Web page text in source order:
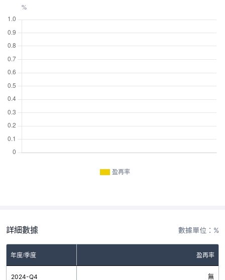
盈再率
詳細數據 數據單位：%
年度/季度 盈再率
2024-Q4 無